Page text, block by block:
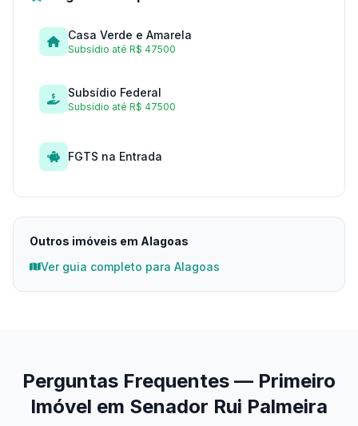
Casa Verde e Amarela
Subsídio até R$ 47500
Subsídio Federal
Subsídio até R$ 47500
FGTS na Entrada
Outros imóveis em Alagoas
Ver guia completo para Alagoas
Perguntas Frequentes — Primeiro
Imóvel em Senador Rui Palmeira